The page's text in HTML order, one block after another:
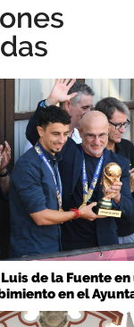
de la Fuente en
en el